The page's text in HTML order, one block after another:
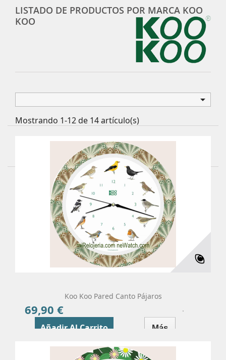
LISTADO DE PRODUCTOS POR MARCA KOO
KOO

Mostrando 1-12 de 14 artículo(s)
Koo Koo Pared Canto Pájaros
69,90 €
Añadir Al Carrito Más